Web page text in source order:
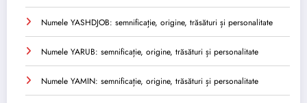
Numele YASHDJOB: semnificație, origine, trăsături și personalitate
Numele YARUB: semnificație, origine, trăsături și personalitate
Numele YAMIN: semnificație, origine, trăsături și personalitate